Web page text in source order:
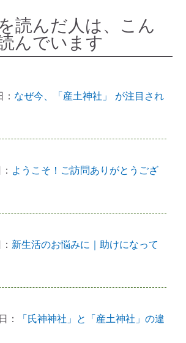
読んだ人は、こん
んでいます
なぜ今、「産土神社」 が注目され
ようこそ！ご訪問ありがとうござ
新生活のお悩みに｜助けになって
：
「氏神神社」と「産土神社」の違